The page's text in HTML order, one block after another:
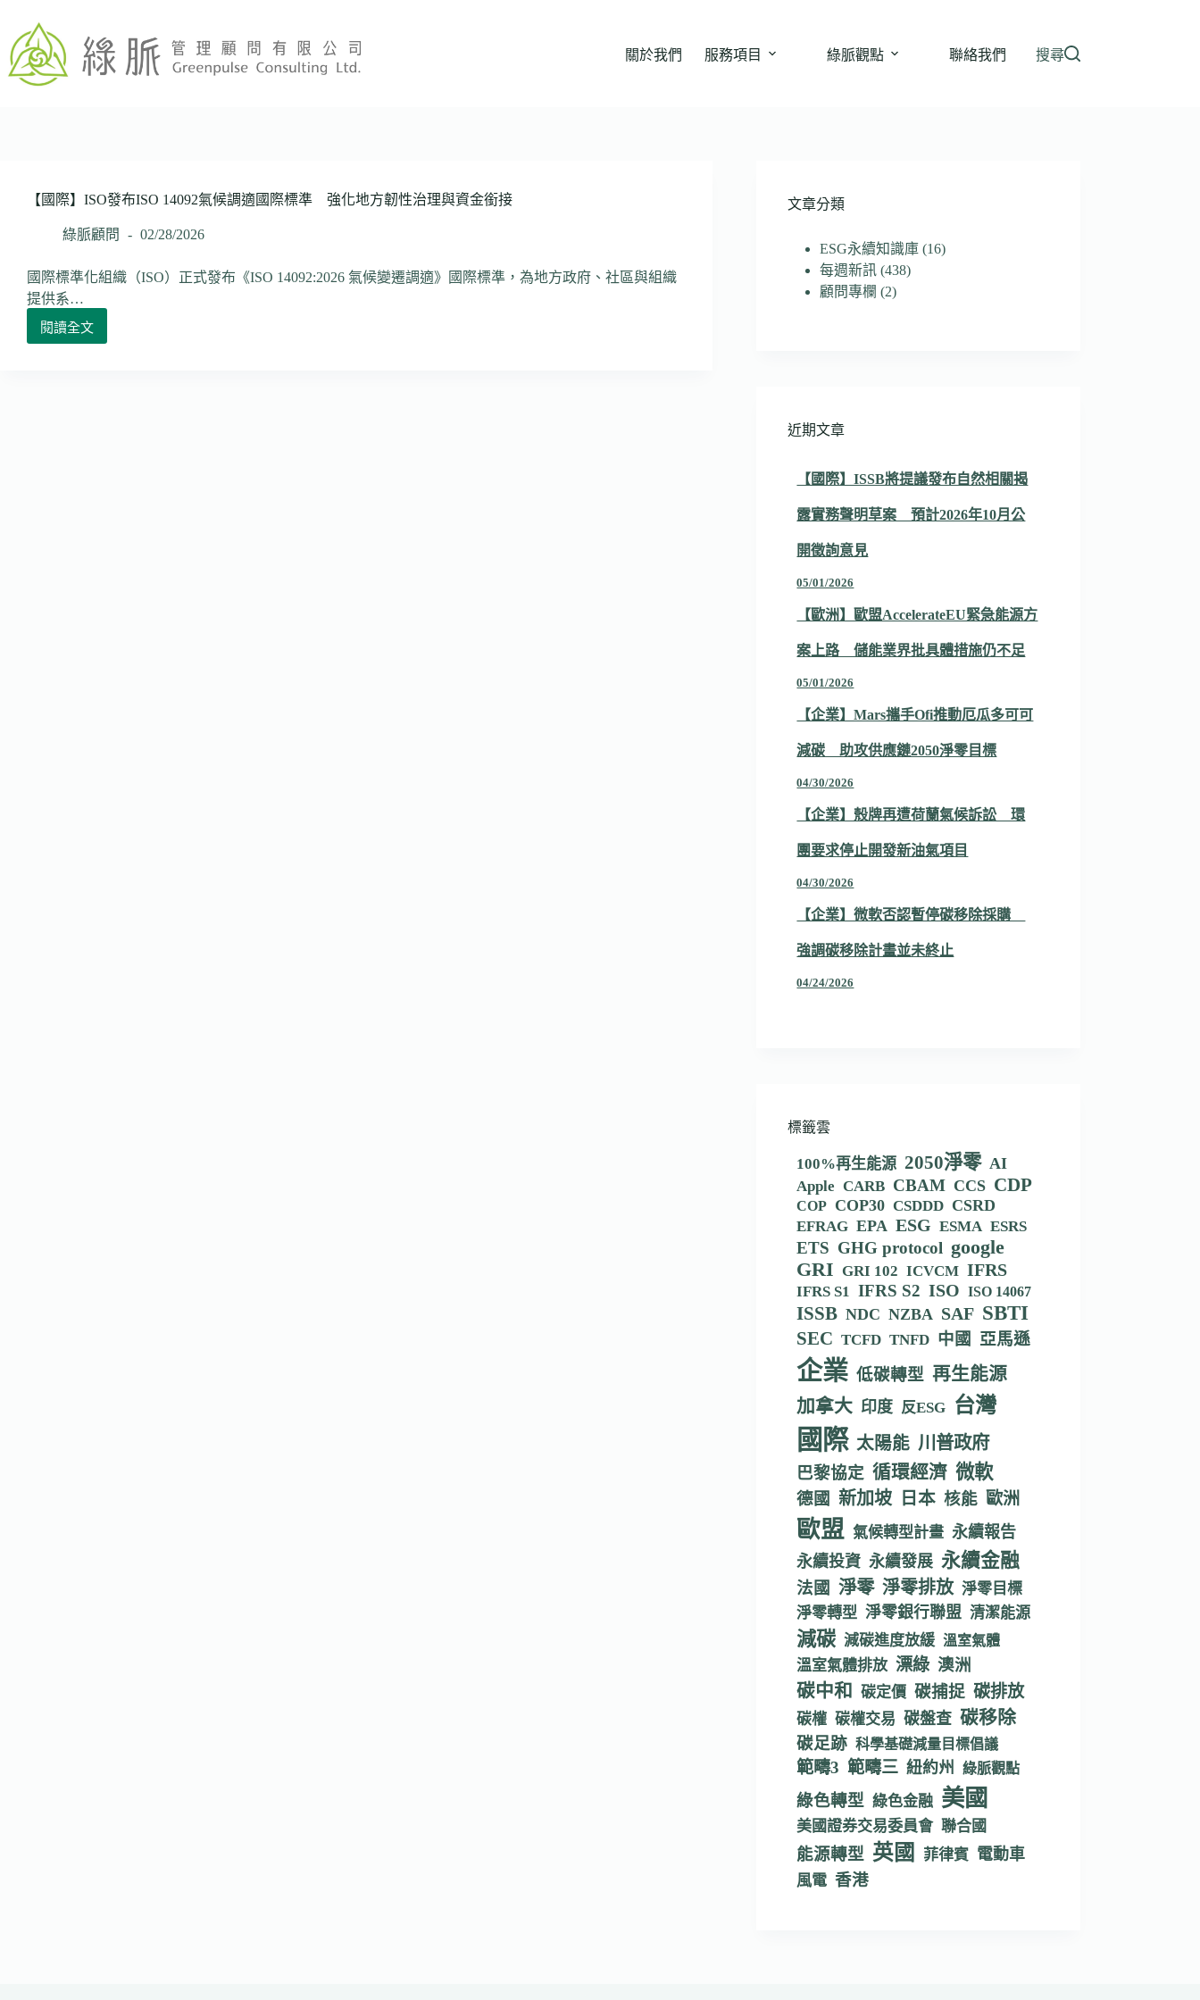
主
要
關於我們 服務項目 綠脈觀點 聯絡我們 搜尋
【國際】ISO發布ISO 14092氣候調適國際標準 強化地方韌性治理與資金銜接
綠脈顧問 02/28/2026
國際標準化組織（ISO）正式發布《ISO 14092:2026 氣候變遷調適》國際標準，為地方政府、社區與組織
提供系…
閱讀全文
【國
文章分類
ESG永續知識庫(16)
每週新訊(438)
顧問專欄 (2)
近期文章
【國際】ISSB將提議發布自然相關揭
露實務聲明草案 預計2026年10月公
開徵詢意見
05/01/2026
【歐洲】歐盟AccelerateEU緊急能源方
案上路 儲能業界批具體措施仍不足
05/01/2026
【企業】Mars攜手Ofi推動厄瓜多可可
減碳 助攻供應鏈2050淨零目標
04/30/2026
【企業】殼牌再遭荷蘭氣候訴訟 環
團要求停止開發新油氣項目
04/30/2026
【企業】微軟否認暫停碳移除採購
強調碳移除計畫並未終止
04/24/2026
標籤雲
100%再生能源 2050淨零 AI
Apple CARB CBAM CCS CDP
COP COP30 CSDDD CSRD
EFRAG EPA ESG ESMA ESRS
ETS GHG protocol google
GRI GRI 102 ICVCM IFRS
IFRS S1 IFRS S2 ISO ISO 14067
ISSB NDC NZBA SAF SBTI
SEC TCFD TNFD 中國 亞馬遜
企業 低碳轉型 再生能源
加拿大 印度 反ESG 台灣
國際 太陽能 川普政府
巴黎協定 循環經濟 微軟
德國 新加坡 日本 核能 歐洲
歐盟 氣候轉型計畫 永續報告
永續投資 永續發展 永續金融
法國 淨零 淨零排放 淨零目標
淨零轉型 淨零銀行聯盟 清潔能源
減碳 減碳進度放緩 溫室氣體
溫室氣體排放 漂綠 澳洲
碳中和 碳定價 碳捕捉 碳排放
碳權 碳權交易 碳盤查 碳移除
碳足跡 科學基礎減量目標倡議
範疇3 範疇三 紐約州 綠脈觀點
綠色轉型 綠色金融 美國
美國證券交易委員會 聯合國
能源轉型 英國 菲律賓 電動車
風電 香港